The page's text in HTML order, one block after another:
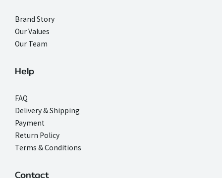
Brand Story
Our Values
Our Team
Help
FAQ
Delivery & Shipping
Payment
Return Policy
Terms & Conditions
Contact